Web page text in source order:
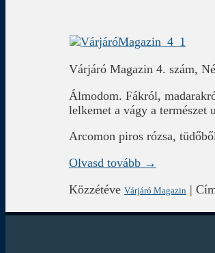
Várjáró Magazin 4. szám,
Álmodom. Fákról,
lelkemet a vágy a természet
Arcomon piros rózsa,
Olvasd tovább →
Közzétéve Várjáró Magazin |